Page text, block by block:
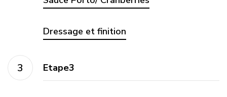
Dressage et finition
Etape3